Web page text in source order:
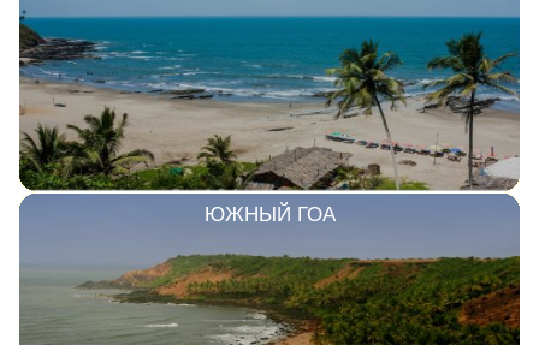
ЮЖНЫЙ ГОА